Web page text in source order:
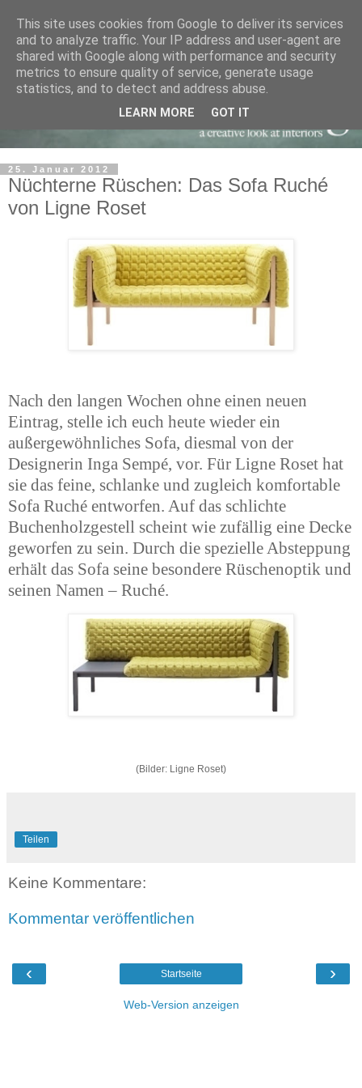
25. Januar 2012
Nüchterne Rüschen: Das Sofa Ruché
von Ligne Roset
Nach den langen Wochen ohne einen neuen
Eintrag, stelle ich euch heute wieder ein
außergewöhnliches Sofa, diesmal von der
Designerin Inga Sempé, vor. Für Ligne Roset hat
sie das feine, schlanke und zugleich komfortable
Sofa Ruché entworfen. Auf das schlichte
Buchenholzgestell scheint wie zufällig eine Decke
geworfen zu sein. Durch die spezielle Absteppung
erhält das Sofa seine besondere Rüschenoptik und
seinen Namen – Ruché.
(Bilder: Ligne Roset)
Teilen
Keine Kommentare:
Kommentar veröffentlichen
‹ ›
Startseite
Web-Version anzeigen
This site uses cookies from Google to deliver its services
and to analyze traffic. Your IP address and user-agent are
shared with Google along with performance and security
metrics to ensure quality of service, generate usage
statistics, and to detect and address abuse.
LEARN MORE GOT IT